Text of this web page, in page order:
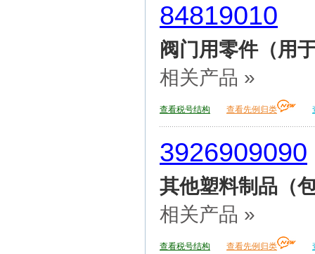
84819010
阀门用零件（用
相关产品 »
查看税号结构 查看先例归类
3926909090
其他塑料制品（
相关产品 »
查看税号结构 查看先例归类